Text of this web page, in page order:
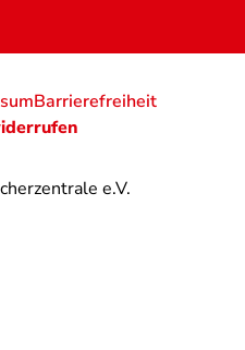
e.V.
Barrierefreiheit